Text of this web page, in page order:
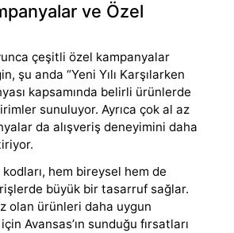
ve Özel
çeşitli özel kampanyalar
şu anda “Yeni Yılı Karşılarken
kapsamında belirli ürünlerde
sunuluyor. Ayrıca çok al az
da alışveriş deneyimini daha
hem bireysel hem de
büyük bir tasarruf sağlar.
olan ürünleri daha uygun
Avansas’ın sunduğu fırsatları